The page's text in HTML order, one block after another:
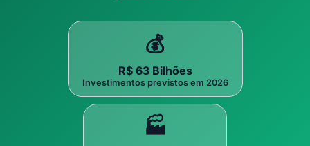
💰
R$ 63 Bilhões
Investimentos previstos em 2026
🏭